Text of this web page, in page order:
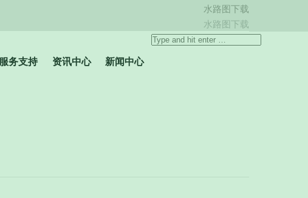
水路图下载
水路图下载
page
服务支持 资讯中心 新闻中心
Search: